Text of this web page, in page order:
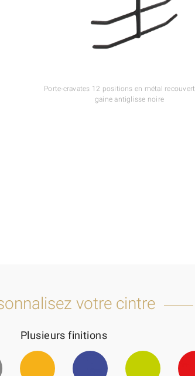
Porte-cravates 12 positions en métal
gaine antiglisse noire
votre cintre
Plusieurs finitions